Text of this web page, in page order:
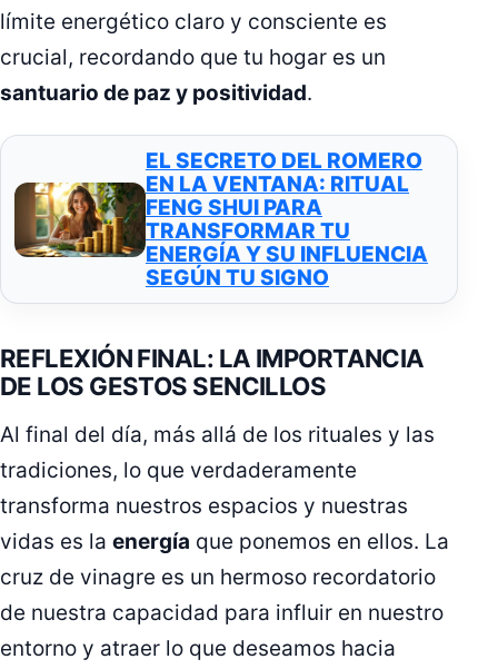
límite energético claro y consciente es
crucial, recordando que tu hogar es un
santuario de paz y positividad.
EL SECRETO DEL ROMERO
EN LA VENTANA: RITUAL
FENG SHUI PARA
TRANSFORMAR TU
ENERGÍA Y SU INFLUENCIA
SEGÚN TU SIGNO
REFLEXIÓN FINAL: LA IMPORTANCIA
DE LOS GESTOS SENCILLOS
Al final del día, más allá de los rituales y las
tradiciones, lo que verdaderamente
transforma nuestros espacios y nuestras
vidas es la energía que ponemos en ellos. La
cruz de vinagre es un hermoso recordatorio
de nuestra capacidad para influir en nuestro
entorno y atraer lo que deseamos hacia